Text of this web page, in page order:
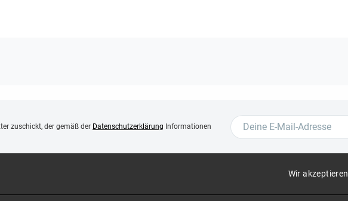
zuschickt, der gemäß der Datenschutzerklärung Informationen
Wir akzeptieren